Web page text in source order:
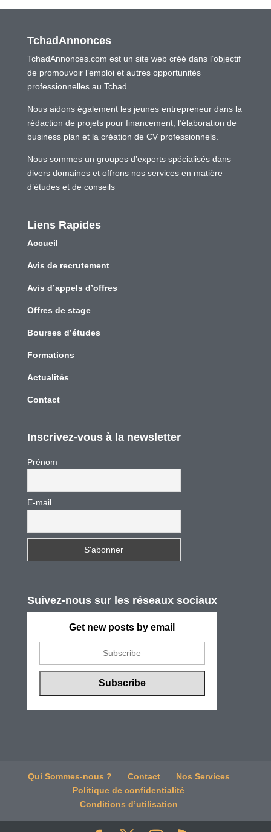
TchadAnnonces
TchadAnnonces.com est un site web créé dans l’objectif
de promouvoir l’emploi et autres opportunités
professionnelles au Tchad.
Nous aidons également les jeunes entrepreneur dans la
rédaction de projets pour financement, l’élaboration de
business plan et la création de CV professionnels.
Nous sommes un groupes d’experts spécialisés dans
divers domaines et offrons nos services en matière
d’études et de conseils
Liens Rapides
Accueil
Avis de recrutement
Avis d’appels d’offres
Offres de stage
Bourses d’études
Formations
Actualités
Contact
Inscrivez-vous à la newsletter
Prénom
E-mail
Suivez-nous sur les réseaux sociaux
Get new posts by email
Qui Sommes-nous ? Contact
Nos Services
Politique de confidentialité
Conditions d’utilisation